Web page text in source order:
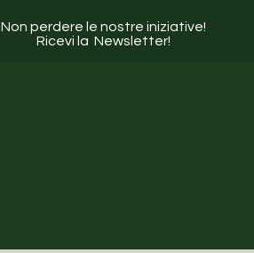
Non perdere le nostre iniziative!
Ricevi la Newsletter!